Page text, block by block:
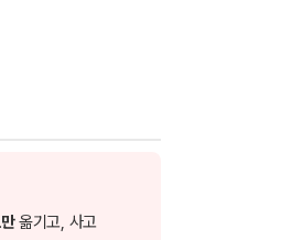
옮기고, 사고